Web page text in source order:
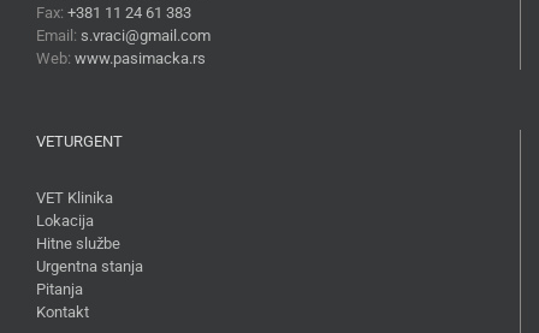
Fax: +381 11 24 61 383
Email: s.vraci@gmail.com
Web: www.pasimacka.rs
VETURGENT
VET Klinika
Lokacija
Hitne službe
Urgentna stanja
Pitanja
Kontakt